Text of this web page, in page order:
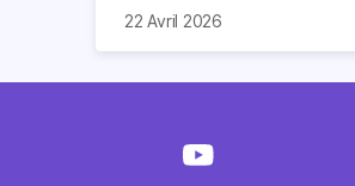
nombreux avantages à choisir
expliquons tout dans cet
22 Avril 2026